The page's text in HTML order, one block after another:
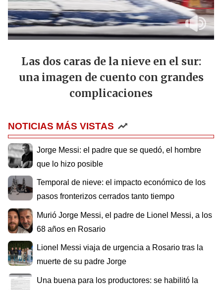
Las dos caras de la nieve en el sur:
una imagen de cuento con grandes
complicaciones
NOTICIAS MÁS VISTAS
Jorge Messi: el padre que se quedó, el hombre
que lo hizo posible
Temporal de nieve: el impacto económico de los
pasos fronterizos cerrados tanto tiempo
Murió Jorge Messi, el padre de Lionel Messi, a los
68 años en Rosario
Lionel Messi viaja de urgencia a Rosario tras la
muerte de su padre Jorge
Una buena para los productores: se habilitó la